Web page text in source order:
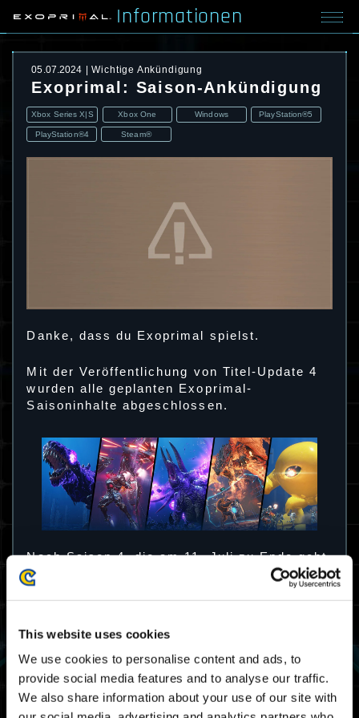
This website uses cookies
We use cookies to personalise content and ads, to
provide social media features and to analyse our traffic.
We also share information about your use of our site with
Informationen
05.07.2024 Wichtige Ankündigung
Exoprimal: Saison-Ankündigung
Xbox Series X|S Xbox One Windows PlayStation®5
PlayStation®4 Steam®
Danke, dass du Exoprimal spielst.
Mit der Veröffentlichung von Titel-Update 4
wurden alle geplanten Exoprimal-
Saisoninhalte abgeschlossen.
Nach Saison 4, die am 11. Juli zu Ende geht,
kehrt Saison 1 zurück. Ab dann beginnt am
ersten jeden Monats eine neue Saison.
Spieler die Möglichkeit, sich die
Gegenstände aller Saisons zu sichern.
* Alle Online-Services sind weiterhin
verfügbar.